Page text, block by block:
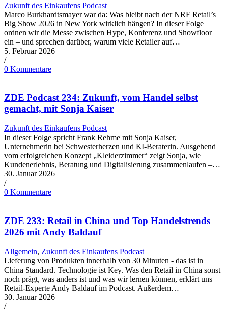
Zukunft des Einkaufens Podcast
Marco Burkhardtsmayer war da: Was bleibt nach der NRF Retail’s
Big Show 2026 in New York wirklich hängen? In dieser Folge
ordnen wir die Messe zwischen Hype, Konferenz und Showfloor
ein – und sprechen darüber, warum viele Retailer auf…
5. Februar 2026
/
0 Kommentare
ZDE Podcast 234: Zukunft, vom Handel selbst
gemacht, mit Sonja Kaiser
Zukunft des Einkaufens Podcast
In dieser Folge spricht Frank Rehme mit Sonja Kaiser,
Unternehmerin bei Schwesterherzen und KI-Beraterin. Ausgehend
vom erfolgreichen Konzept „Kleiderzimmer“ zeigt Sonja, wie
Kundenerlebnis, Beratung und Digitalisierung zusammenlaufen –…
30. Januar 2026
/
0 Kommentare
ZDE 233: Retail in China und Top Handelstrends
2026 mit Andy Baldauf
Allgemein, Zukunft des Einkaufens Podcast
Lieferung von Produkten innerhalb von 30 Minuten - das ist in
China Standard. Technologie ist Key. Was den Retail in China sonst
noch prägt, was anders ist und was wir lernen können, erklärt uns
Retail-Experte Andy Baldauf im Podcast. Außerdem…
30. Januar 2026
/